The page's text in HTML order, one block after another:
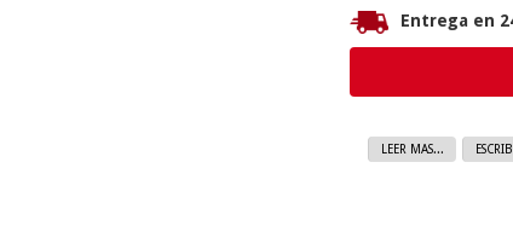
Entrega en
LEER MAS...